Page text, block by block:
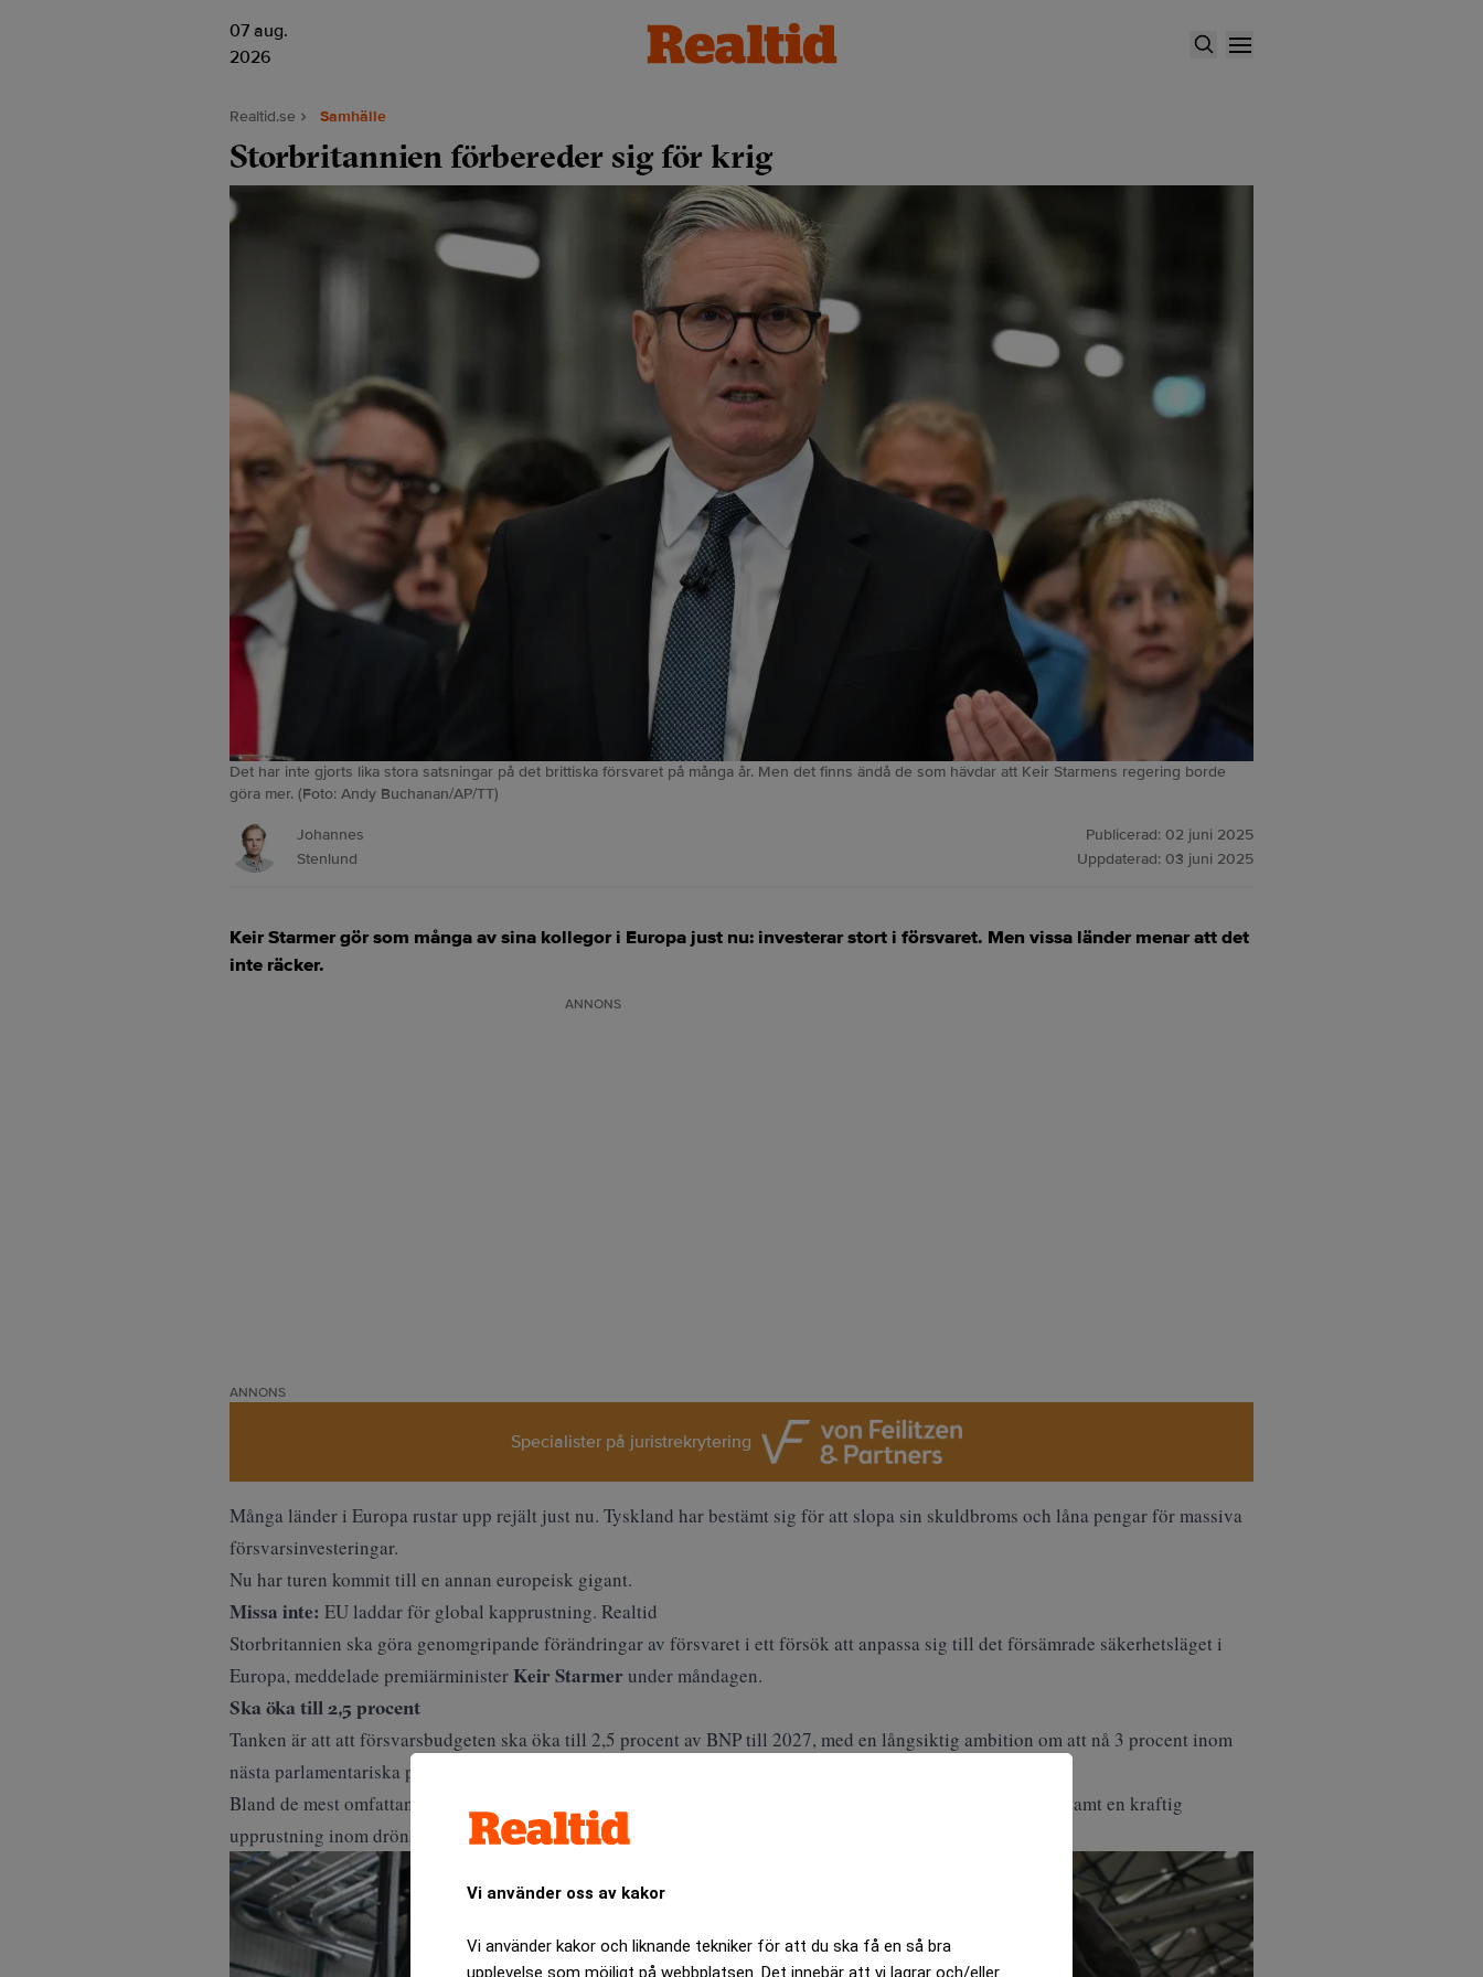
Vi använder oss av kakor
Vi använder kakor och liknande tekniker för att du ska få en så bra
upplevelse som möjligt på webbplatsen. Det innebär att vi lagrar och/eller
07 aug.
2026
Realtid.se Samhälle
Storbritannien förbereder sig för krig
Det har inte gjorts lika stora satsningar på det brittiska försvaret på många år. Men det finns ändå de som hävdar att Keir Starmens regering borde
göra mer. (Foto: Andy Buchanan/AP/TT)
Johannes
Stenlund
Publicerad: 02 juni 2025
Uppdaterad: 03 juni 2025
Keir Starmer gör som många av sina kollegor i Europa just nu: investerar stort i försvaret. Men vissa länder menar att det
inte räcker.
ANNONS
ANNONS
Specialister på juristrekrytering
Många länder i Europa rustar upp rejält just nu. Tyskland har bestämt sig för att slopa sin skuldbroms och låna pengar för massiva
försvarsinvesteringar.
Nu har turen kommit till en annan europeisk gigant.
Missa inte: EU laddar för global kapprustning. Realtid
Storbritannien ska göra genomgripande förändringar av försvaret i ett försök att anpassa sig till det försämrade säkerhetsläget i
Europa, meddelade premiärministerKeir Starmerunder måndagen.
Ska öka till 2,5 procent
Tanken är att att försvarsbudgeten ska öka till 2,5 procent av BNP till 2027, med en långsiktig ambition om att nå 3 procent inom
nästa parlamentariska period.
Bland de mest omfattande åtgärderna i den nya planen finns byggandet av tolv nya kärndrivna attackubåtar, samt en kraftig
upprustning inom drönarteknik, missiler, cyberförsvar och ammunitionstillverkning, skriver